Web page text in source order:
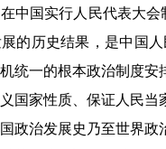
中国实行人民代表大
的历史结果，是中国
统一的根本政治制度
国家性质、保证人民
政治发展史乃至世界政